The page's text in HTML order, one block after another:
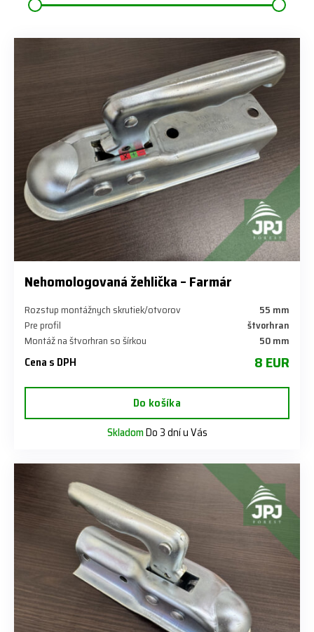
Nehomologovaná žehlička – Farmár
Rozstup montážnych skrutiek/otvorov
55 mm
Pre profil
štvorhran
Montáž na štvorhran so šírkou
50 mm
Cena s DPH 8 EUR
Do košíka
SkladomDo 3 dní u Vás